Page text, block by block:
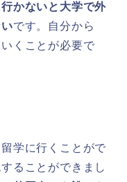
かないと大学で外
です。自分から
くことが必要で
学に行くことがで
ることができまし